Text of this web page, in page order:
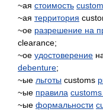
~ая стоимость
~ая территория
~ое разрешение на
clearance;
~ое удостоверение
debenture;
~ые льготы customs
~ые правила
~ые формальности